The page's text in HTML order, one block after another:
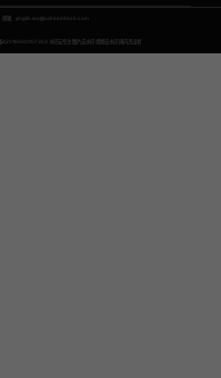
楼，邮箱：yinglin.wu@udreamtech.com
备42018502007353 水印云专注 图片去水印 视频去水印 国内杰出者